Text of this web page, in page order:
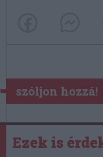
szóljon hozzá!
Ezek is